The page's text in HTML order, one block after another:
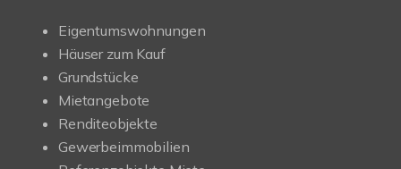
Eigentumswohnungen
Häuser zum Kauf
Grundstücke
Mietangebote
Renditeobjekte
Gewerbeimmobilien